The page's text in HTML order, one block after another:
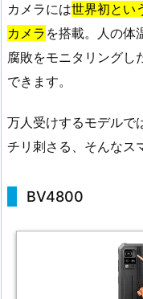
カメラには世界初とい
カメラ を搭載。人の体
腐敗をモニタリングし
できます。
万人受けするモデルで
チリ刺さる、そんなス
BV4800